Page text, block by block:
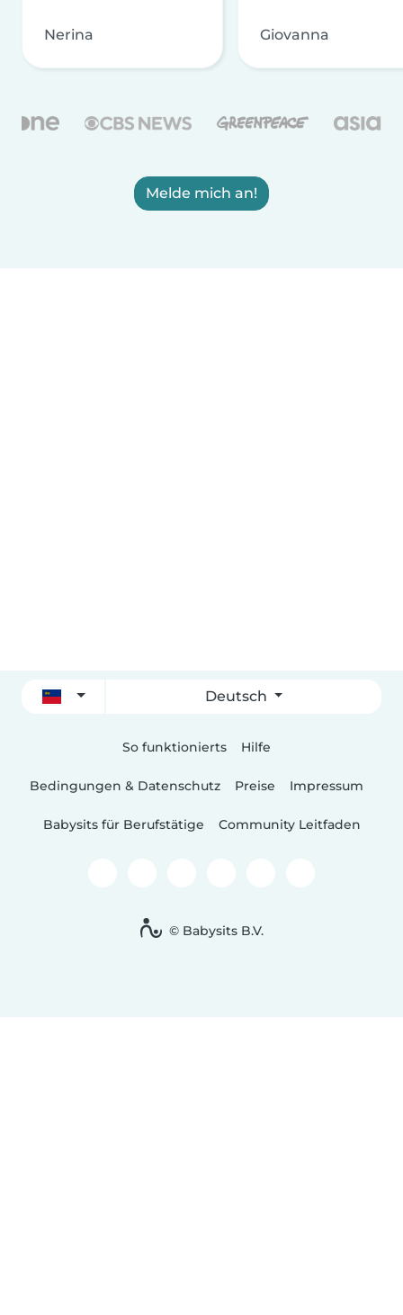
Nerina Giovanna
Melde mich an!
Deutsch
So funktionierts Hilfe
Bedingungen & Datenschutz Preise Impressum
Babysits für Berufstätige Community Leitfaden
© Babysits B.V.